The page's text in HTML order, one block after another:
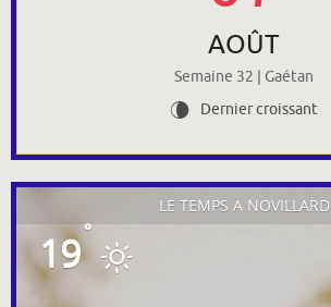
AOÛT
Semaine 32 | Gaétan
V Dernier croissant
LE TEMPS À NOVILLARD
19°